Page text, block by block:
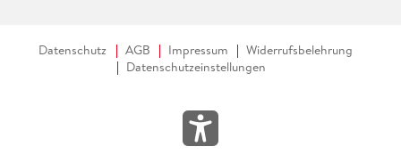
Datenschutz AGB Impressum
Widerrufsbelehrung
Datenschutzeinstellungen